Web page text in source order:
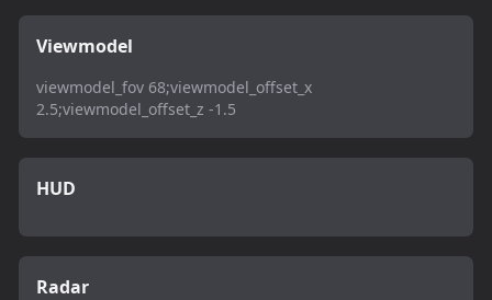
Viewmodel
viewmodel_fov 68;viewmodel_offset_x
2.5;viewmodel_offset_z -1.5
HUD
Radar